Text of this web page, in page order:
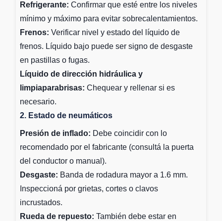
Refrigerante: Confirmar que esté entre los niveles
mínimo y máximo para evitar sobrecalentamientos.
Frenos: Verificar nivel y estado del líquido de
frenos. Líquido bajo puede ser signo de desgaste
en pastillas o fugas.
Líquido de dirección hidráulica y
limpiaparabrisas: Chequear y rellenar si es
necesario.
2. Estado de neumáticos
Presión de inflado: Debe coincidir con lo
recomendado por el fabricante (consultá la puerta
del conductor o manual).
Desgaste: Banda de rodadura mayor a 1.6 mm.
Inspeccioná por grietas, cortes o clavos
incrustados.
Rueda de repuesto: También debe estar en